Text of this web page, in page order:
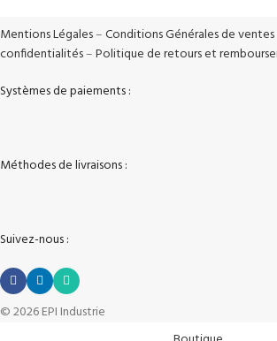
Mentions Légales–Conditions Générales de ventes
confidentialités–Politique de retours et
Systèmes de paiements :
Méthodes de livraisons :
Suivez-nous :
© 2026 EPI Industrie